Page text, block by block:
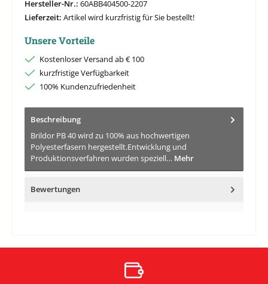
Hersteller-Nr.: 60ABB404500-2207
Lieferzeit: Artikel wird kurzfristig für Sie bestellt!
Unsere Vorteile
Kostenloser Versand ab € 100
kurzfristige Verfügbarkeit
100% Kundenzufriedenheit
Beschreibung
Brildor PB 40 wird zu 100% aus hochwertigen
Polyesterfasern hergestellt.Entwicklung und
Produktionsverfahren wurden speziell… Mehr
Bewertungen